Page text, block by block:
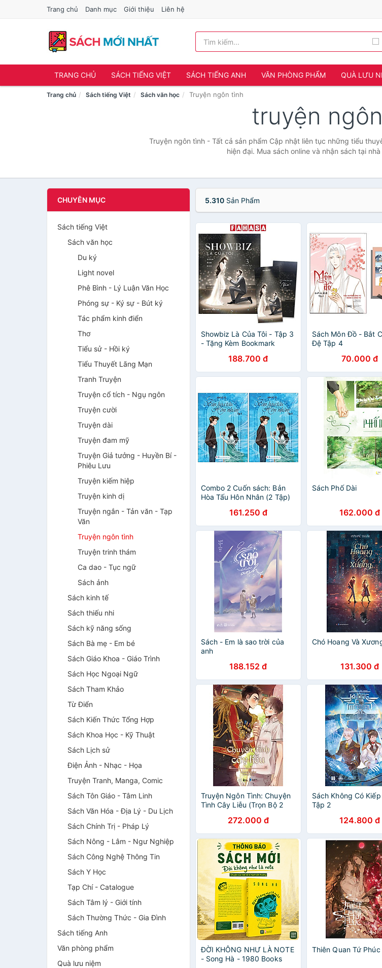
Trang chủ Danh mục Giới thiệu Liên hệ
TRANG CHỦ SÁCH TIẾNG VIỆT SÁCH TIẾNG ANH VĂN PHÒNG PHẨM QUÀ LƯU
Trang chủ Sách tiếng Việt Sách văn học Truyện ngôn tình
truyện
Truyện ngôn tình - Tất cả sản phẩm Cập nhật liên tục những tiểu
hiện đại. Mua sách online và nhận sách tại
CHUYÊN MỤC
Sách tiếng Việt
Sách văn học
Du ký
Light novel
Phê Bình - Lý Luận Văn Học
Phóng sự - Ký sự - Bút ký
Tác phẩm kinh điển
Thơ
Tiểu sử - Hồi ký
Tiểu Thuyết Lãng Mạn
Tranh Truyện
Truyện cổ tích - Ngụ ngôn
Truyện cười
Truyện dài
Truyện đam mỹ
Truyện Giả tưởng - Huyền Bí -
Phiêu Lưu
Truyện kiếm hiệp
Truyện kinh dị
Truyện ngắn - Tản văn - Tạp
Văn
Truyện ngôn tình
Truyện trinh thám
Ca dao - Tục ngữ
Sách ảnh
Sách kinh tế
Sách thiếu nhi
Sách kỹ năng sống
Sách Bà mẹ - Em bé
Sách Giáo Khoa - Giáo Trình
Sách Học Ngoại Ngữ
Sách Tham Khảo
Từ Điển
Sách Kiến Thức Tổng Hợp
Sách Khoa Học - Kỹ Thuật
Sách Lịch sử
Điện Ảnh - Nhạc - Họa
Truyện Tranh, Manga, Comic
Sách Tôn Giáo - Tâm Linh
Sách Văn Hóa - Địa Lý - Du Lịch
Sách Chính Trị - Pháp Lý
Sách Nông - Lâm - Ngư Nghiệp
Sách Công Nghệ Thông Tin
Sách Y Học
Tạp Chí - Catalogue
Sách Tâm lý - Giới tính
Sách Thường Thức - Gia Đình
Sách tiếng Anh
Văn phòng phẩm
Quà lưu niệm
5.310Sản Phẩm
Showbiz Là Của Tôi - Tập 3
- Tặng Kèm Bookmark
188.700 đ
Sách Môn Đồ - Bắt
Đệ Tập 4
70.000 đ
Combo 2 Cuốn sách: Bản
Hòa Tấu Hôn Nhân (2 Tập)
161.250 đ
Sách Phố Dài
162.000 đ
Sách - Em là sao trời của
anh
188.152 đ
Chó Hoang Và
131.300 đ
Truyện Ngôn Tình: Chuyện
Tình Cây Liễu (Trọn Bộ 2
272.000 đ
Sách Không Có
Tập 2
124.800 đ
ĐỜI KHÔNG NHƯ LÀ NOTE
- Song Hà - 1980 Books
Thiên Quan Tứ